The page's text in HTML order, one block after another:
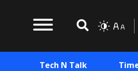
Tech N Talk